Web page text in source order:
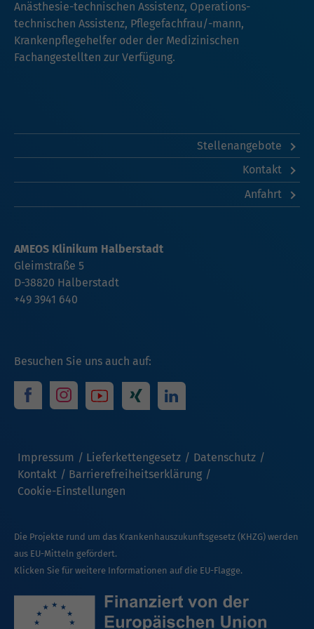
Anästhesie-technischen Assistenz, Operations-
technischen Assistenz, Pflegefachfrau/-mann,
Krankenpflegehelfer oder der Medizinischen
Fachangestellten zur Verfügung.
Stellenangebote
Kontakt
Anfahrt
Besuchen Sie uns auch auf:
Impressum Lieferkettengesetz
Datenschutz
Kontakt
Barrierefreiheitserklärung
Cookie-Einstellungen
AMEOS Klinikum Halberstadt
Gleimstraße 5
D-38820 Halberstadt
+49 3941 640
Die Projekte rund um das Krankenhauszukunftsgesetz (KHZG) werden
aus EU-Mitteln gefördert.
Klicken Sie für weitere Informationen auf die EU-Flagge.